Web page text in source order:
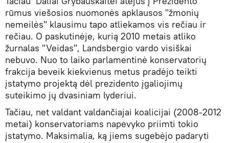
rūmus viešosios nuomonės apklausos "žmonių
nemeilės" klausimu tapo atliekamos vis rečiau ir
rečiau. O paskutinėje, kurią 2010 metais atliko
žurnalas "Veidas", Landsbergio vardo visiškai
nebuvo. Nuo to laiko parlamentinė konservatorių
frakcija beveik kiekvienus metus pradėjo teikti
įstatymo projektą dėl prezidento įgaliojimų
suteikimo jų dvasiniam lyderiui.
Tačiau, net valdant valdančiajai koalicijai (2008-2012
metai) konservatoriams napevyko priimti tokio
įstatymo. Maksimalia, ką jiems sugebėjo padaryti